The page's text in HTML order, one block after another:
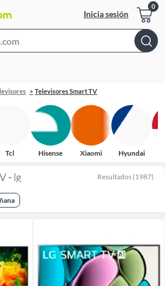
Inicia sesión
Bar
Televisores Smart TV
Tcl Hisense Xiaomi Hyundai
- lg Resultados (1987)